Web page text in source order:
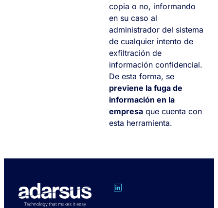
copia o no, informando
en su caso al
administrador del sistema
de cualquier intento de
exfiltración de
información confidencial.
De esta forma, se
previene la fuga de
información en la
empresa que cuenta con
esta herramienta.